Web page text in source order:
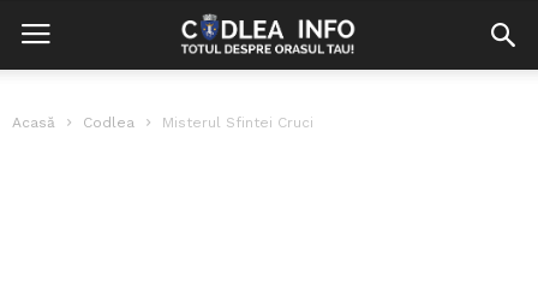
Acasă Codlea Misterul Sfintei Cruci